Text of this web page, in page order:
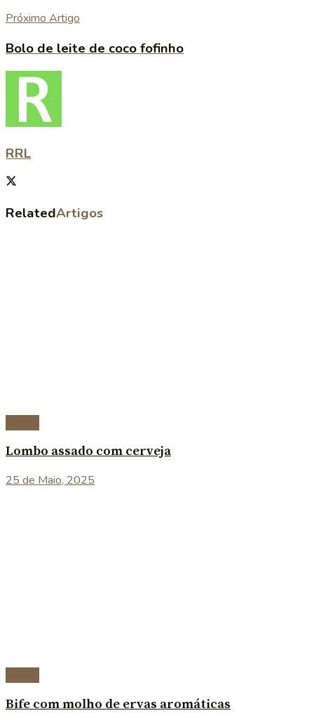
Próximo Artigo
Bolo de leite de coco fofinho
RRL
RelatedArtigos
Lombo assado com cerveja
25 de Maio, 2025
Bife com molho de ervas aromáticas